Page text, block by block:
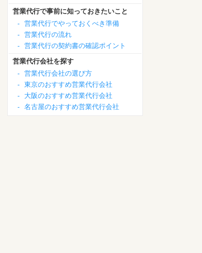
営業代行で事前に知っておきたいこと
-
営業代行でやっておくべき準備
-
営業代行の流れ
-
営業代行の契約書の確認ポイント
営業代行会社を探す
-
営業代行会社の選び方
-
東京のおすすめ営業代行会社
-
大阪のおすすめ営業代行会社
-
名古屋のおすすめ営業代行会社